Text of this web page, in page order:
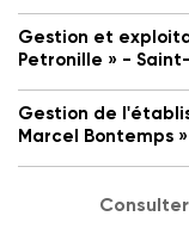
Gestion et
Petronille » -
Gestion de
Marcel Bontemps